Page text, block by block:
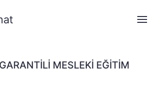
MESLEKI EĞITIM